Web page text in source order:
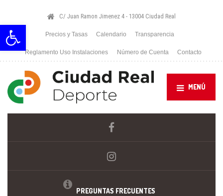
Abrir barra de herramientas
C/ Juan Ramon Jimenez 4 - 13004 Ciudad Real
Precios y Tasas Calendario Transparencia
Reglamento Uso Instalaciones Número de Cuenta Contacto
MENÚ
PREGUNTAS FRECUENTES